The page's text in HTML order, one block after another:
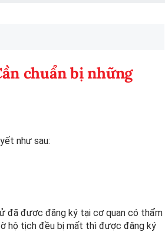
chuẩn bị những
như sau:
đã được đăng ký tại cơ quan có thẩm
hộ tịch đều bị mất thì được đăng ký